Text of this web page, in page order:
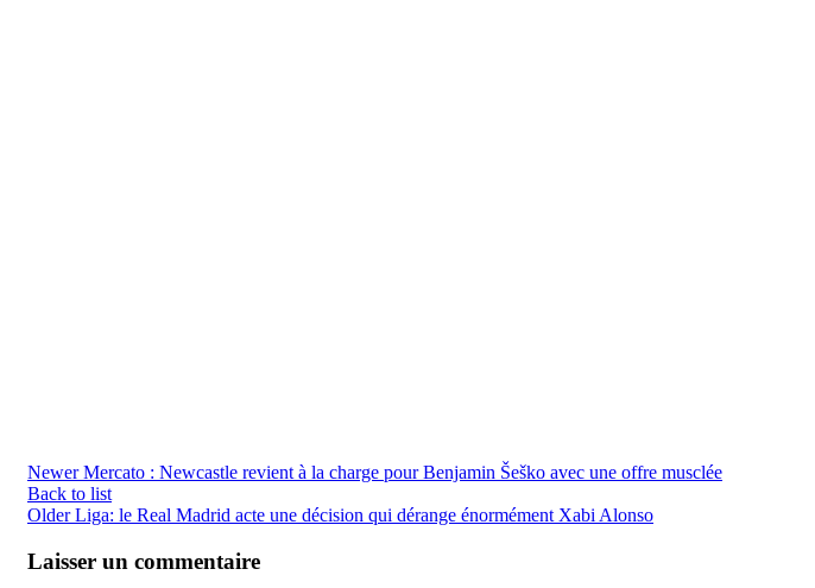
Newer Mercato : Newcastle revient à la charge pour Benjamin Šeško avec une offre musclée
Back to list
Older Liga: le Real Madrid acte une décision qui dérange énormément Xabi Alonso
Laisser un commentaire